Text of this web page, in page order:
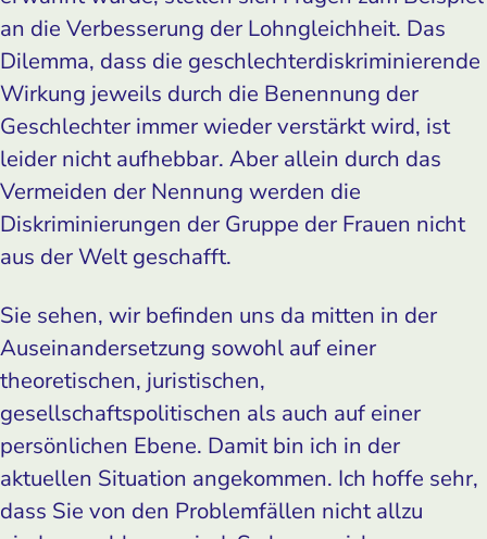
an die Verbesserung der Lohngleichheit. Das
Dilemma, dass die geschlechterdiskriminierende
Wirkung jeweils durch die Benennung der
Geschlechter immer wieder verstärkt wird, ist
leider nicht aufhebbar. Aber allein durch das
Vermeiden der Nennung werden die
Diskriminierungen der Gruppe der Frauen nicht
aus der Welt geschafft.
Sie sehen, wir befinden uns da mitten in der
Auseinandersetzung sowohl auf einer
theoretischen, juristischen,
gesellschaftspolitischen als auch auf einer
persönlichen Ebene. Damit bin ich in der
aktuellen Situation angekommen. Ich hoffe sehr,
dass Sie von den Problemfällen nicht allzu